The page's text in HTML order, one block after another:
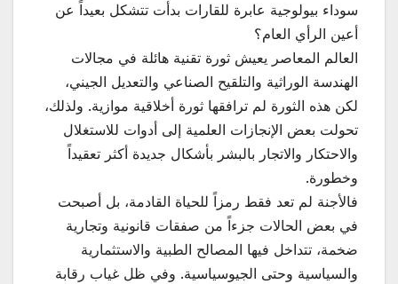
سوداء بيولوجية عابرة للقارات بدأت تتشكل بعيداً عن
أعين الرأي العام؟
العالم المعاصر يعيش ثورة تقنية هائلة في مجالات
الهندسة الوراثية والتلقيح الصناعي والتعديل الجيني،
لكن هذه الثورة لم ترافقها ثورة أخلاقية موازية. ولذلك،
تحولت بعض الإنجازات العلمية إلى أدوات للاستغلال
والاحتكار والاتجار بالبشر بأشكال جديدة أكثر تعقيداً
وخطورة.
فالأجنة لم تعد فقط رمزاً للحياة القادمة، بل أصبحت
في بعض الحالات جزءاً من صفقات قانونية وتجارية
ضخمة، تتداخل فيها المصالح الطبية والاستثمارية
والسياسية وحتى الجيوسياسية. وفي ظل غياب رقابة